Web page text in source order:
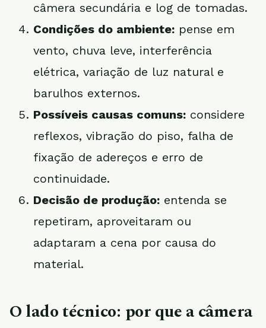
câmera secundária e log de tomadas.
Condições do ambiente: pense em
vento, chuva leve, interferência
elétrica, variação de luz natural e
barulhos externos.
Possíveis causas comuns: considere
reflexos, vibração do piso, falha de
fixação de adereços e erro de
continuidade.
Decisão de produção: entenda se
repetiram, aproveitaram ou
adaptaram a cena por causa do
material.
O lado técnico: por que a câmera